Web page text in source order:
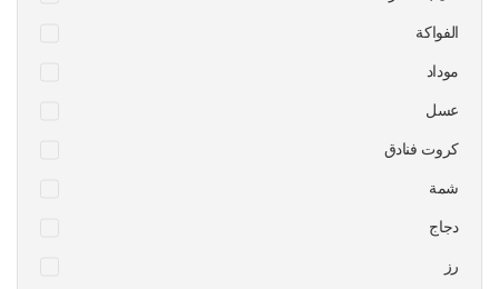
الفواكة
موداد
عسل
كروت فنادق
شمة
دجاج
رز